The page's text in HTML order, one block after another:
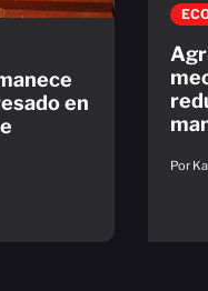
en
Por